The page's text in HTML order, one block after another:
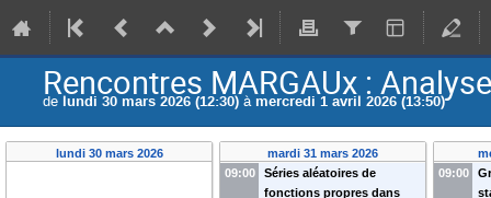
Rencontres MARGAUx :
de lundi 30 mars 2026 (12:30) àmercredi 1 avril 2026 (13:50)
lundi 30 mars 2026
mardi 31 mars 2026
09:00
Séries aléatoires de
fonctions propres dans
09:00